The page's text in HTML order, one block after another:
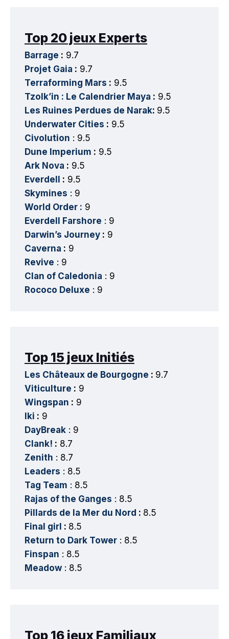
Top 20 jeux Experts
Barrage : 9.7
Projet Gaia : 9.7
Terraforming Mars : 9.5
Tzolk’in : Le Calendrier Maya : 9.5
Les Ruines Perdues de Narak: 9.5
Underwater Cities : 9.5
Civolution : 9.5
Dune Imperium : 9.5
Ark Nova : 9.5
Everdell : 9.5
Skymines : 9
World Order : 9
Everdell Farshore : 9
Darwin’s Journey : 9
Caverna : 9
Revive : 9
Clan of Caledonia : 9
Rococo Deluxe : 9
Top 15 jeux Initiés
Les Châteaux de Bourgogne : 9.7
Viticulture : 9
Wingspan : 9
Iki : 9
DayBreak : 9
Clank! : 8.7
Zenith : 8.7
Leaders : 8.5
Tag Team : 8.5
Rajas of the Ganges : 8.5
Pillards de la Mer du Nord : 8.5
Final girl : 8.5
Return to Dark Tower : 8.5
Finspan : 8.5
Meadow : 8.5
Top 16 jeux Familiaux